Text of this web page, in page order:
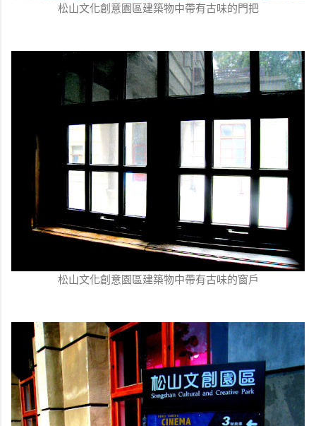
松山文化創意園區建築物中帶有古味的門把
松山文化創意園區建築物中帶有古味的窗戶